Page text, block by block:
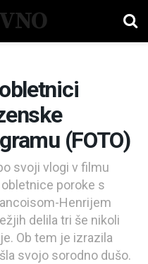
(FOTO)
svoji vlogi v filmu
poroke s
Henrijem
delila tri še nikoli
Ob tem je izrazila
svojo sorodno dušo.